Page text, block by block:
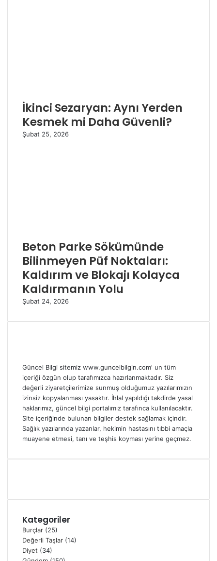
İkinci Sezaryan: Aynı Yerden
Kesmek mi Daha Güvenli?
Şubat 25, 2026
Beton Parke Sökümünde
Bilinmeyen Püf Noktaları:
Kaldırım ve Blokajı Kolayca
Kaldırmanın Yolu
Şubat 24, 2026
Güncel Bilgi sitemiz www.guncelbilgin.com' un tüm
içeriği özgün olup tarafımızca hazırlanmaktadır. Siz
değerli ziyaretçilerimize sunmuş olduğumuz yazılarımızın
izinsiz kopyalanması yasaktır. İhlal yapıldığı takdirde yasal
haklarımız, güncel bilgi portalımız tarafınca kullanılacaktır.
Site içeriğinde bulunan bilgiler destek sağlamak içindir.
Sağlık yazılarında yazanlar, hekimin hastasını tıbbi amaçla
muayene etmesi, tanı ve teşhis koyması yerine geçmez.
Kategoriler
Burçlar (25)
Değerli Taşlar (14)
Diyet (34)